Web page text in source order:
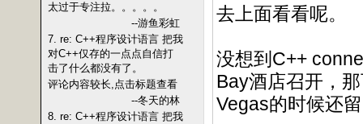
太过于专注拉。。。。。
--游鱼彩虹
7. re: C++程序设计语言 把我
对C++仅存的一点点自信打
击了什么都没有了。
评论内容较长,点击标题查看
--冬天的林
8. re: C++程序设计语言 把我
去上面看看呢。
没想到C++
Bay酒店召开，
Vegas的时候还